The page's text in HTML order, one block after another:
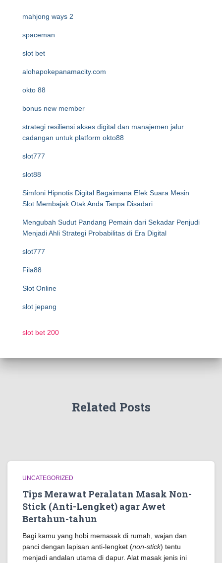
mahjong ways 2
spaceman
slot bet
alohapokepanamacity.com
okto 88
bonus new member
strategi resiliensi akses digital dan manajemen jalur
cadangan untuk platform okto88
slot777
slot88
Simfoni Hipnotis Digital Bagaimana Efek Suara Mesin
Slot Membajak Otak Anda Tanpa Disadari
Mengubah Sudut Pandang Pemain dari Sekadar Penjudi
Menjadi Ahli Strategi Probabilitas di Era Digital
slot777
Fila88
Slot Online
slot jepang
slot bet 200
Related Posts
UNCATEGORIZED
Tips Merawat Peralatan Masak Non-
Stick (Anti-Lengket) agar Awet
Bertahun-tahun
Bagi kamu yang hobi memasak di rumah, wajan dan
panci dengan lapisan anti-lengket (non-stick) tentu
menjadi andalan utama di dapur. Alat masak jenis ini